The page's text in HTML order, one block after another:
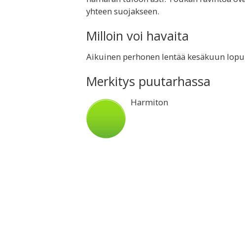
yhteen suojakseen.
Milloin voi havaita
Aikuinen perhonen lentää kesäkuun
Merkitys puutarhassa
Harmiton